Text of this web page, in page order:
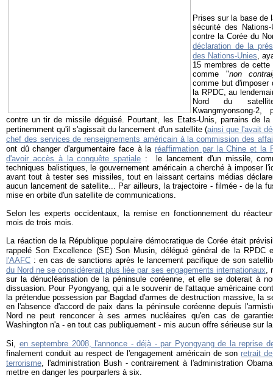
Prises sur la base de
sécurité des
contre la Corée du
déclaration de la
des Nations-Unies,
15 membres de
comme "non
comme but d'imposer
la RPDC, au
Nord du
Kwangmyonsong-
contre un tir de missile déguisé. Pourtant, les Etats-Unis, parrains de
pertinemment qu'il s'agissait du lancement d'un satellite (ainsi que l'avait
chef des services de renseignements américain à la commission des
ont dû changer d'argumentaire face à la réaffirmation par la Chine et la
d'avoir accès à la conquête spatiale : le lancement d'un missile,
techniques balistiques, le gouvernement américain a cherché à imposer
avant tout à tester ses missiles, tout en laissant certains médias
aucun lancement de satellite... Par ailleurs, la trajectoire - filmée - de la
mise en orbite d'un satellite de communications.
Selon les experts occidentaux, la remise en fonctionnement du
mois de trois mois.
La réaction de la République populaire démocratique de Corée était
rappelé Son Excellence (SE) Son Musin, délégué général de la RPDC
l'AAFC : en cas de sanctions après le lancement pacifique de son
du Nord ne se considèrerait plus liée par ses engagements internationaux,
sur la dénucléarisation de la péninsule coréenne, et elle se doterait à
dissuasion. Pour Pyongyang, qui a le souvenir de l'attaque américaine
la prétendue possession par Bagdad d'armes de destruction massive, la
en l'absence d'accord de paix dans la péninsule coréenne depuis
Nord ne peut renconcer à ses armes nucléaires qu'en cas de
Washington n'a - en tout cas publiquement - mis aucun offre sérieuse sur
Si, en septembre 2008, l'annonce - déjà - par Pyongyang de la reprise
finalement conduit au respect de l'engagement américain de son retrait
terrorisme, l'administration Bush - contrairement à l'administration
mettre en danger les pourparlers à six.